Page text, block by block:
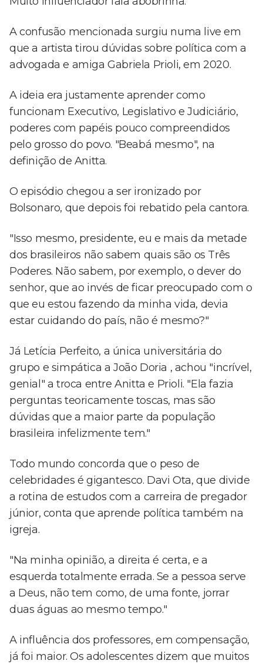
A confusão mencionada surgiu numa live em
que a artista tirou dúvidas sobre política com a
advogada e amiga Gabriela Prioli, em 2020.
A ideia era justamente aprender como
funcionam Executivo, Legislativo e Judiciário,
poderes com papéis pouco compreendidos
pelo grosso do povo. "Beabá mesmo", na
definição de Anitta.
O episódio chegou a ser ironizado por
Bolsonaro, que depois foi rebatido pela cantora.
"Isso mesmo, presidente, eu e mais da metade
dos brasileiros não sabem quais são os Três
Poderes. Não sabem, por exemplo, o dever do
senhor, que ao invés de ficar preocupado com o
que eu estou fazendo da minha vida, devia
estar cuidando do país, não é mesmo?"
Já Letícia Perfeito, a única universitária do
grupo e simpática a João Doria , achou "incrível,
genial" a troca entre Anitta e Prioli. "Ela fazia
perguntas teoricamente toscas, mas são
dúvidas que a maior parte da população
brasileira infelizmente tem."
Todo mundo concorda que o peso de
celebridades é gigantesco. Davi Ota, que divide
a rotina de estudos com a carreira de pregador
júnior, conta que aprende política também na
igreja.
"Na minha opinião, a direita é certa, e a
esquerda totalmente errada. Se a pessoa serve
a Deus, não tem como, de uma fonte, jorrar
duas águas ao mesmo tempo."
A influência dos professores, em compensação,
já foi maior. Os adolescentes dizem que muitos